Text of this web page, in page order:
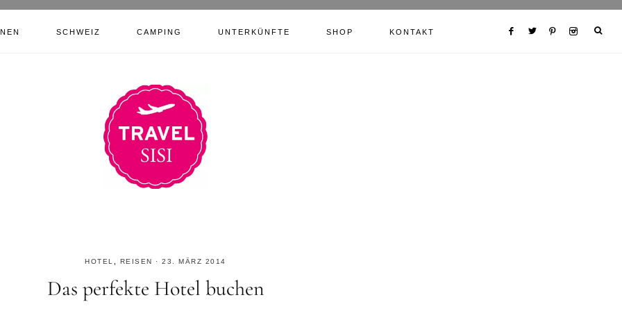
SCHWEIZ CAMPING UNTERKÜNFTE SHOP KONTAKT
HOTEL REISEN ·23. MÄRZ 2014
Das perfekte Hotel buchen